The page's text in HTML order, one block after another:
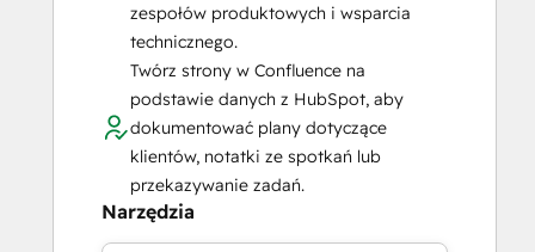
zespołów produktowych i wsparcia
technicznego.
Twórz strony w Confluence na
podstawie danych z HubSpot, aby
dokumentować plany dotyczące
klientów, notatki ze spotkań lub
przekazywanie zadań.
Narzędzia